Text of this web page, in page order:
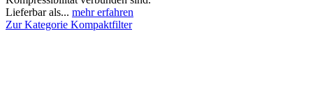
Lieferbar als... mehr erfahren
Zur Kategorie Kompaktfilter